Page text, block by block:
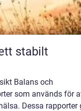
stabilt
Balans och
som används för
Dessa rapporter